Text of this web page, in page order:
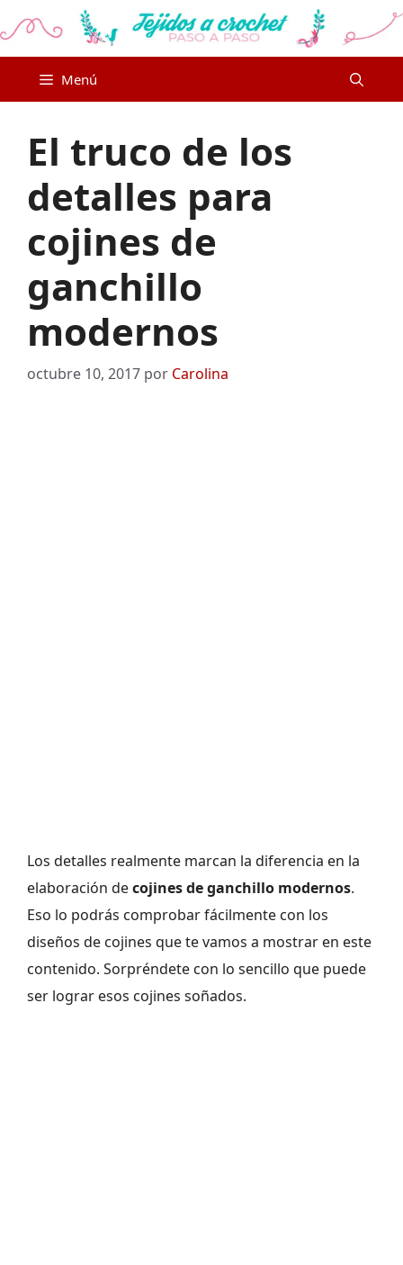
al
Menú
El truco de los
detalles para
cojines de
ganchillo
modernos
octubre 10, 2017 por Carolina
Los detalles realmente marcan la diferencia en la
elaboración decojines de ganchillo modernos.
Eso lo podrás comprobar fácilmente con los
diseños de cojines que te vamos a mostrar en este
contenido. Sorpréndete con lo sencillo que puede
ser lograr esos cojines soñados.